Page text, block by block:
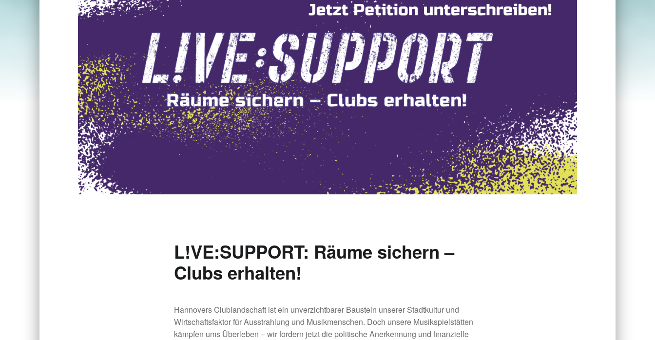
L!VE:SUPPORT: Räume sichern –
Clubs erhalten!
Hannovers Clublandschaft ist ein unverzichtbarer Baustein unserer Stadtkultur und
Wirtschaftsfaktor für Ausstrahlung und Musikmenschen. Doch unsere Musikspielstätten
kämpfen ums Überleben – wir fordern jetzt die politische Anerkennung und finanzielle